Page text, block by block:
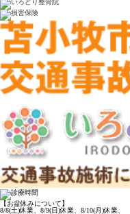
【お盆休みについて】
8/8(土)休業、8/9(日)休業、8/10(月)休業、